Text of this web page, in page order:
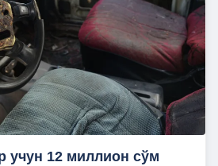
учун 12 миллион сўм